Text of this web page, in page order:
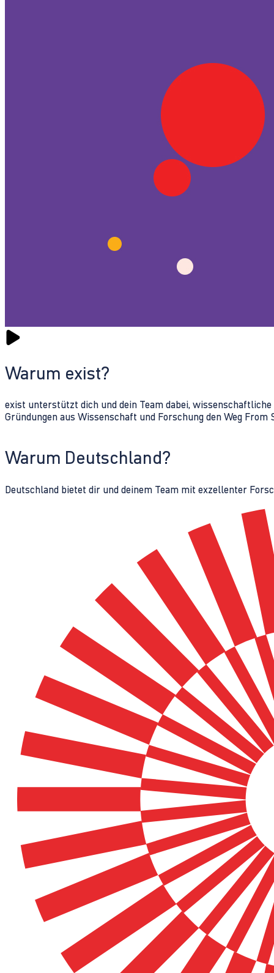
Warum exist?
exist unterstützt dich und dein Team dabei,
Gründungen aus Wissenschaft und Forschung den Weg From
Warum Deutschland?
Deutschland bietet dir und deinem Team mit exzellenter